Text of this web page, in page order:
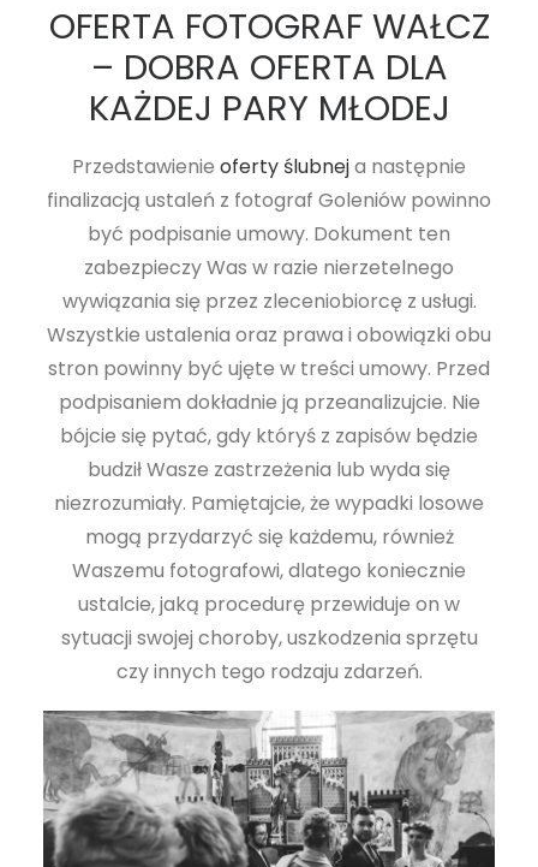
OFERTA FOTOGRAF WAŁCZ
– DOBRA OFERTA DLA
KAŻDEJ PARY MŁODEJ
Przedstawienie oferty ślubneja następnie
finalizacją ustaleń z fotograf Goleniów powinno
być podpisanie umowy. Dokument ten
zabezpieczy Was w razie nierzetelnego
wywiązania się przez zleceniobiorcę z usługi.
Wszystkie ustalenia oraz prawa i obowiązki obu
stron powinny być ujęte w treści umowy. Przed
podpisaniem dokładnie ją przeanalizujcie. Nie
bójcie się pytać, gdy któryś z zapisów będzie
budził Wasze zastrzeżenia lub wyda się
niezrozumiały. Pamiętajcie, że wypadki losowe
mogą przydarzyć się każdemu, również
Waszemu fotografowi, dlatego koniecznie
ustalcie, jaką procedurę przewiduje on w
sytuacji swojej choroby, uszkodzenia sprzętu
czy innych tego rodzaju zdarzeń.